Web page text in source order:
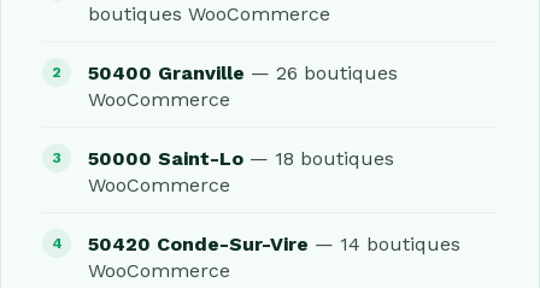
boutiques WooCommerce
50400 Granville — 26 boutiques
WooCommerce
50000 Saint-Lo — 18 boutiques
WooCommerce
50420 Conde-Sur-Vire — 14 boutiques
WooCommerce